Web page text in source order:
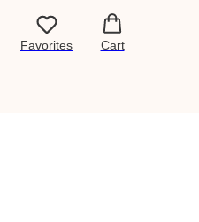
Favorites Cart